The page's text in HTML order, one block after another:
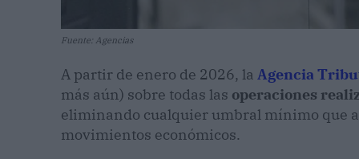
Fuente: Agencias
A partir de enero de 2026, la Agencia
más aún) sobre todas las operaciones
eliminando cualquier umbral mínimo que
movimientos económicos.